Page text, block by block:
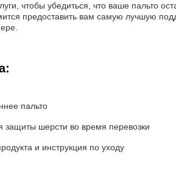
чтобы убедиться, что ваше пальто
предоставить вам самую лучшую
пальто
защиты шерсти во время перевозки
и инструкция по уходу